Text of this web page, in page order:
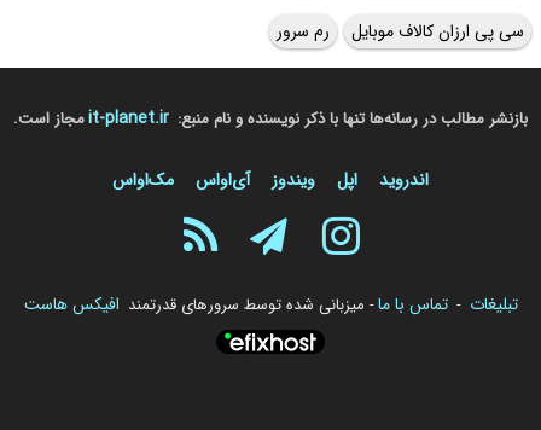
سی پی ارزان کالاف موبایل رم سرور
بازنشر مطالب در رسانه‌ها تنها با ذکر نویسنده و نام منبع: it-planet.irمجاز است.
اندروید اپل ویندوز آی‌او‌اس مک‌او‌اس
تبلیغات - تماس با ما- میزبانی شده توسط سرورهای قدرتمند افیکس هاست